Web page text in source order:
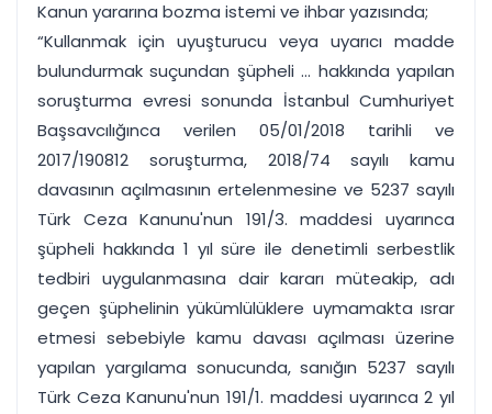
Kanun yararına bozma istemi ve ihbar yazısında;
“Kullanmak için uyuşturucu veya uyarıcı madde
bulundurmak suçundan şüpheli ... hakkında yapılan
soruşturma evresi sonunda İstanbul Cumhuriyet
Başsavcılığınca verilen 05/01/2018 tarihli ve
2017/190812 soruşturma, 2018/74 sayılı kamu
davasının açılmasının ertelenmesine ve 5237 sayılı
Türk Ceza Kanunu'nun 191/3. maddesi uyarınca
şüpheli hakkında 1 yıl süre ile denetimli serbestlik
tedbiri uygulanmasına dair kararı müteakip, adı
geçen şüphelinin yükümlülüklere uymamakta ısrar
etmesi sebebiyle kamu davası açılması üzerine
yapılan yargılama sonucunda, sanığın 5237 sayılı
Türk Ceza Kanunu'nun 191/1. maddesi uyarınca 2 yıl